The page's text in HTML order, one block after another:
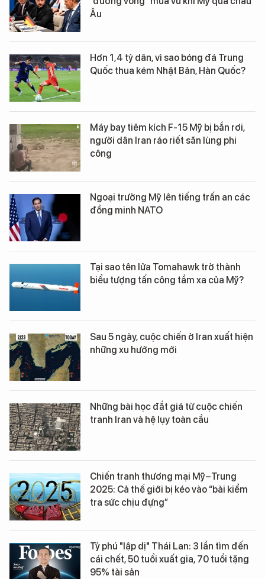
Âu
Hơn 1,4 tỷ dân, vì sao bóng đá Trung
Quốc thua kém Nhật Bản, Hàn Quốc?
Máy bay tiêm kích F-15 Mỹ bị bắn rơi,
người dân Iran ráo riết săn lùng phi
công
Ngoại trưởng Mỹ lên tiếng trấn an các
đồng minh NATO
Tại sao tên lửa Tomahawk trở thành
biểu tượng tấn công tầm xa của Mỹ?
Sau 5 ngày, cuộc chiến ở Iran xuất hiện
những xu hướng mới
Những bài học đắt giá từ cuộc chiến
tranh Iran và hệ lụy toàn cầu
Chiến tranh thương mại Mỹ–Trung
2025: Cả thế giới bị kéo vào “bài kiểm
tra sức chịu đựng”
Tỷ phú "lập dị" Thái Lan: 3 lần tìm đến
cái chết, 50 tuổi xuất gia, 70 tuổi tặng
95% tài sản